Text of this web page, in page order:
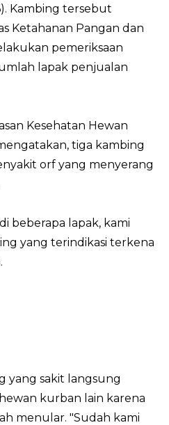
Kambing tersebut
Ketahanan Pangan dan
pemeriksaan
lapak penjualan
Kesehatan Hewan
tiga kambing
orf yang menyerang
beberapa lapak, kami
yang terindikasi terkena
yang sakit langsung
kurban lain karena
menular. "Sudah kami